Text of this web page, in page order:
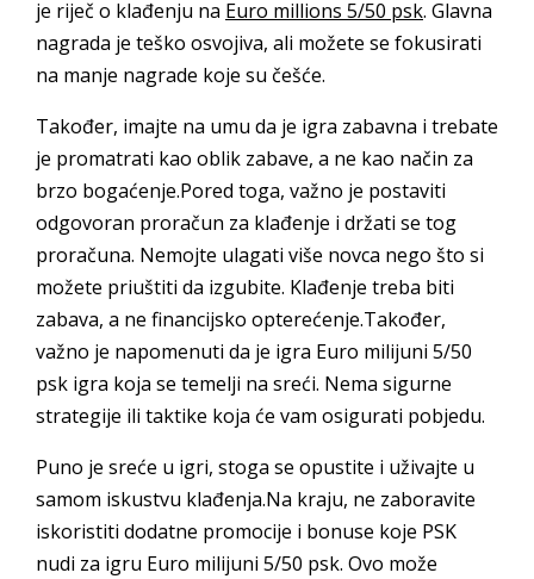
je riječ o klađenju na Euro millions 5/50 psk. Glavna
nagrada je teško osvojiva, ali možete se fokusirati
na manje nagrade koje su češće.
Također, imajte na umu da je igra zabavna i trebate
je promatrati kao oblik zabave, a ne kao način za
brzo bogaćenje.Pored toga, važno je postaviti
odgovoran proračun za klađenje i držati se tog
proračuna. Nemojte ulagati više novca nego što si
možete priuštiti da izgubite. Klađenje treba biti
zabava, a ne financijsko opterećenje.Također,
važno je napomenuti da je igra Euro milijuni 5/50
psk igra koja se temelji na sreći. Nema sigurne
strategije ili taktike koja će vam osigurati pobjedu.
Puno je sreće u igri, stoga se opustite i uživajte u
samom iskustvu klađenja.Na kraju, ne zaboravite
iskoristiti dodatne promocije i bonuse koje PSK
nudi za igru Euro milijuni 5/50 psk. Ovo može